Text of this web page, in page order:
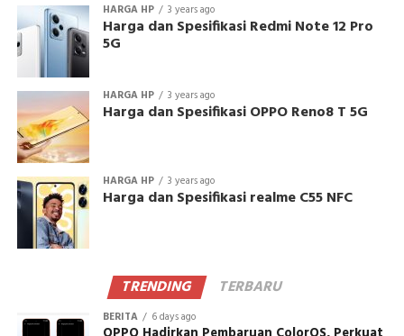
HARGA HP 3 years ago
Harga dan Spesifikasi Redmi Note 12 Pro
5G
HARGA HP 3 years ago
Harga dan Spesifikasi OPPO Reno8 T 5G
HARGA HP 3 years ago
Harga dan Spesifikasi realme C55 NFC
TRENDING TERBARU
BERITA 6 days ago